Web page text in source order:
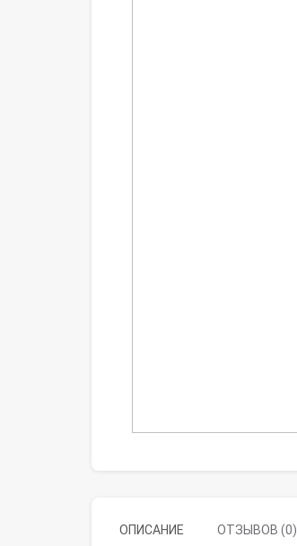
ОПИСАНИЕ ОТЗЫВОВ (0)